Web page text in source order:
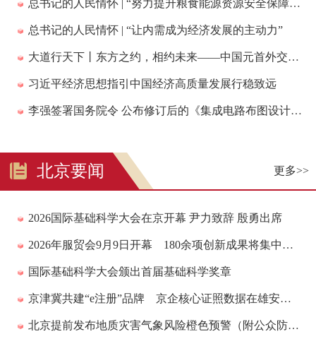
总书记的人民情怀 | “努力提升粮食能源资源安全保障能力”
总书记的人民情怀 | “让内需成为经济发展的主动力”
大道行天下丨东方之约，相约未来——中国元首外交的世界情怀与大国气派
习近平经济思想指引中国经济高质量发展行稳致远
李强签署国务院令 公布修订后的《集成电路布图设计保护条例》
北京要闻 更多>>
2026国际基础科学大会在京开幕 尹力致辞 殷勇出席
2026年服贸会9月9日开幕 180余项创新成果将集中亮相
国际基础科学大会颁出首届基础科学奖章
京津冀共建“e注册”品牌 京企核心证照数据在雄安也能看、能认
北京提前发布地质灾害气象风险橙色预警（附公众防护指引）